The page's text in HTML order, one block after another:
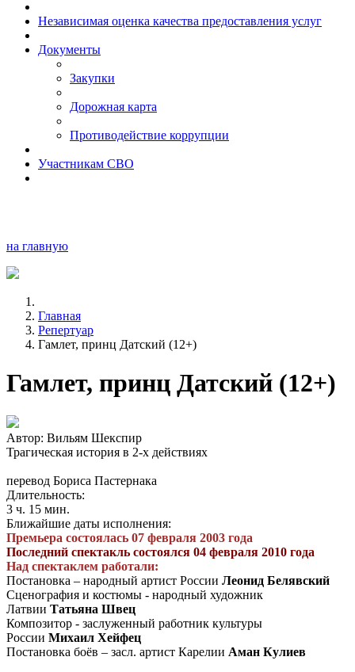
Независимая оценка качества предоставления услуг
Документы
Закупки
Дорожная карта
Противодействие коррупции
Участникам СВО
на главную
Главная
Репертуар
Гамлет, принц Датский (12+)
Гамлет, принц Датский (12+)
Автор: Вильям Шекспир
Трагическая история в 2-х действиях
перевод Бориса Пастернака
Длительность:
3 ч. 15 мин.
Ближайшие даты исполнения:
Премьера состоялась 07 февраля 2003 года
Последний спектакль состоялся 04 февраля 2010 года
Над спектаклем работали:
Постановка – народный артист России Леонид Белявский
Сценография и костюмы - народный художник
Латвии Татьяна Швец
Композитор - заслуженный работник культуры
России Михаил Хейфец
Постановка боёв – засл. артист Карелии Аман Кулиев